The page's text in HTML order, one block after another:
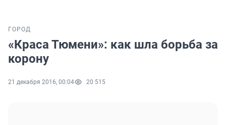
ГОРОД
«Краса Тюмени»: как шла борьба за
корону
21 декабря 2016, 00:04 20 515